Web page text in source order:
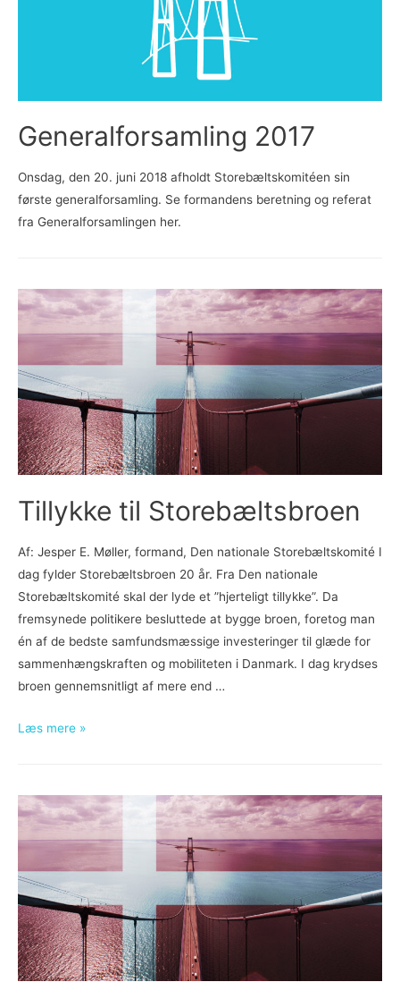
Generalforsamling 2017
Onsdag, den 20. juni 2018 afholdt Storebæltskomitéen sin
første generalforsamling. Se formandens beretning og referat
fra Generalforsamlingen her.
Tillykke til Storebæltsbroen
Af: Jesper E. Møller, formand, Den nationale Storebæltskomité I
dag fylder Storebæltsbroen 20 år. Fra Den nationale
Storebæltskomité skal der lyde et ”hjerteligt tillykke”. Da
fremsynede politikere besluttede at bygge broen, foretog man
én af de bedste samfundsmæssige investeringer til glæde for
sammenhængskraften og mobiliteten i Danmark. I dag krydses
broen gennemsnitligt af mere end …
Tillykke
Læs mere »